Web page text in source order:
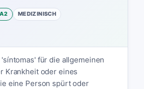
A2 MEDIZINISCH
für die allgemeinen
Krankheit oder eines
eine Person spürt oder